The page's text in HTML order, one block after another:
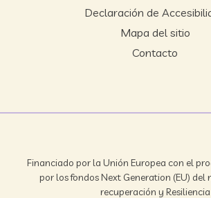
Declaración de
Mapa del sitio
Contacto
Financiado por la Unión Europea con el
por los fondos Next Generation (EU) del
recuperación y Resiliencia